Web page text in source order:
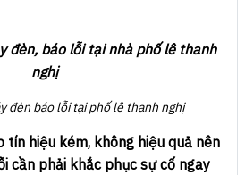
đèn báo lỗi tại phố lê thanh nghị
tín hiệu kém, không hiệu quả nên
cần phải khắc phục sự cố ngay